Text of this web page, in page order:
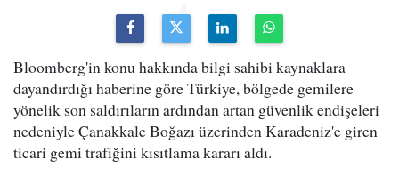
Bloomberg'in konu hakkında bilgi sahibi kaynaklara
dayandırdığı haberine göre Türkiye, bölgede gemilere
yönelik son saldırıların ardından artan güvenlik endişeleri
nedeniyle Çanakkale Boğazı üzerinden Karadeniz'e giren
ticari gemi trafiğini kısıtlama kararı aldı.